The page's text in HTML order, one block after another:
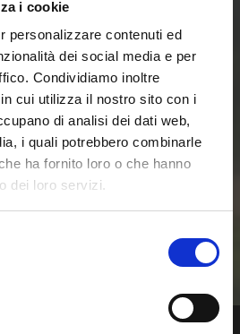
i cookie
personalizzare contenuti ed
dei social media e per
Condividiamo inoltre
cui utilizza il nostro sito con i
di analisi dei dati web,
i quali potrebbero combinarle
ha fornito loro o che hanno
dei loro servizi.
e